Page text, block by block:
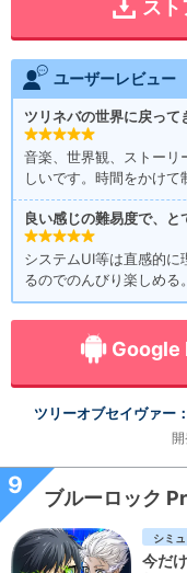
スト
ユーザーレビュー
ツリネバの世界に戻って
音楽、世界観、ストーリ
しいです。時間をかけて
良い感じの難易度で、と
システムUI等は直感的
るのでのんびり楽しめる。
Google
ツリーオブセイヴァー
9 ブルーロック
シミ
今だ